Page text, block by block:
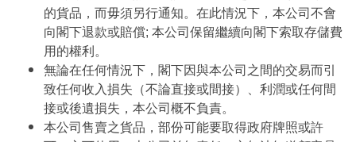
的貨品，而毋須另行通知。在此情況下，本公司不會
向閣下退款或賠償; 本公司保留繼續向閣下索取存儲費
用的權利。
無論在任何情況下，閣下因與本公司之間的交易而引
致任何收入損失（不論直接或間接）、利潤或任何間
接或後遺損失，本公司概不負責。
本公司售賣之貨品，部份可能要取得政府牌照或許